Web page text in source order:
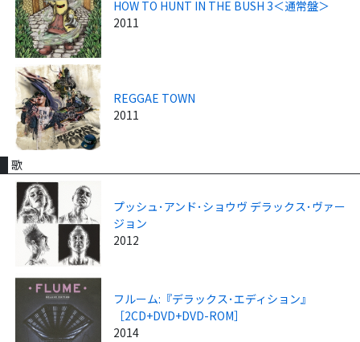
HOW TO HUNT IN THE BUSH 3＜通常盤＞
2011
REGGAE TOWN
2011
歌
プッシュ･アンド･ショウヴ デラックス･ヴァー
ジョン
2012
フルーム:『デラックス･エディション』
［2CD+DVD+DVD-ROM］
2014